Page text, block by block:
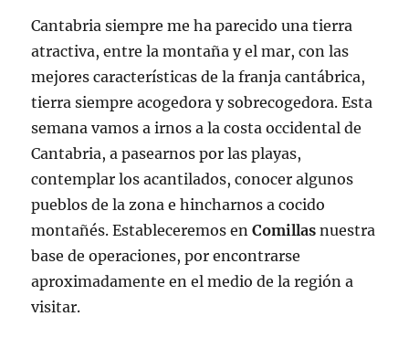
Cantabria siempre me ha parecido una tierra
atractiva, entre la montaña y el mar, con las
mejores características de la franja cantábrica,
tierra siempre acogedora y sobrecogedora. Esta
semana vamos a irnos a la costa occidental de
Cantabria, a pasearnos por las playas,
contemplar los acantilados, conocer algunos
pueblos de la zona e hincharnos a cocido
montañés. Estableceremos enComillas nuestra
base de operaciones, por encontrarse
aproximadamente en el medio de la región a
visitar.